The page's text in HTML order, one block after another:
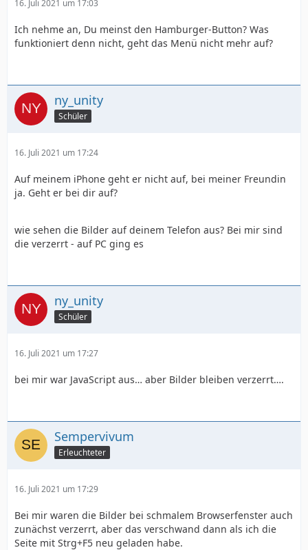
16. Juli 2021 um 17:03
Ich nehme an, Du meinst den Hamburger-Button? Was
funktioniert denn nicht, geht das Menü nicht mehr auf?
ny_unity
Schüler
16. Juli 2021 um 17:24
Auf meinem iPhone geht er nicht auf, bei meiner Freundin
ja. Geht er bei dir auf?
wie sehen die Bilder auf deinem Telefon aus? Bei mir sind
die verzerrt - auf PC ging es
ny_unity
Schüler
16. Juli 2021 um 17:27
bei mir war JavaScript aus… aber Bilder bleiben verzerrt….
Sempervivum
Erleuchteter
16. Juli 2021 um 17:29
Bei mir waren die Bilder bei schmalem Browserfenster auch
zunächst verzerrt, aber das verschwand dann als ich die
Seite mit Strg+F5 neu geladen habe.